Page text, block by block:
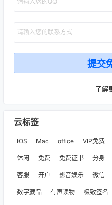
了解
云标签
IOS Mac office VIP免费
休闲 免费 免费证书 分身
客服 开户 影音娱乐 微信
数字藏品 有声读物 极致签名